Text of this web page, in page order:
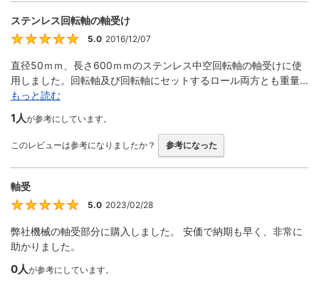
ステンレス回転軸の軸受け
5.0 2016/12/07
直径50ｍｍ、長さ600ｍｍのステンレス中空回転軸の軸受けに使
用しました。回転軸及び回転軸にセットするロール両方とも重量...
もっと読む
1人が参考にしています。
このレビューは参考になりましたか？ 参考になった
軸受
5
5.0 2023/02/28
弊社機械の軸受部分に購入しました。 安価で納期も早く、非常に
助かりました。
0人が参考にしています。